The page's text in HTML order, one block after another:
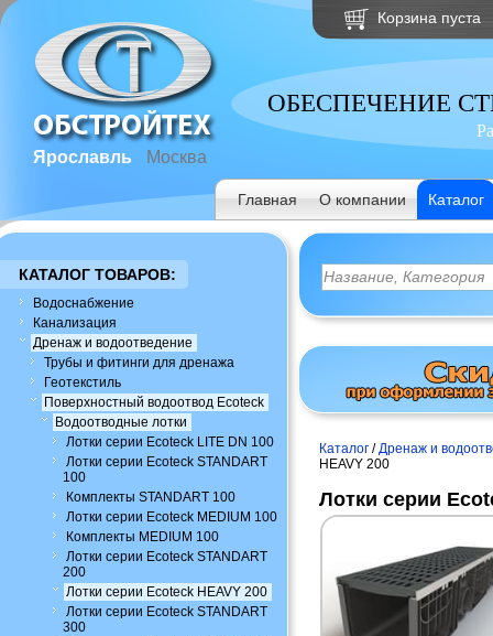
Ярославль Москва
Корзина пуста
ОБЕСПЕЧЕНИЕ
Главная О компании Каталог
КАТАЛОГ ТОВАРОВ:
Водоснабжение
Канализация
Дренаж и водоотведение
Трубы и фитинги для дренажа
Геотекстиль
Поверхностный водоотвод Ecoteck
Водоотводные лотки
Лотки серии Ecoteck LITE DN 100
Лотки серии Ecoteck STANDART
100
Комплекты STANDART 100
Лотки серии Ecoteck MEDIUM 100
Комплекты MEDIUM 100
Лотки серии Ecoteck STANDART
200
Лотки серии Ecoteck HEAVY 200
Лотки серии Ecoteck STANDART
300
Каталог /Дренаж и
HEAVY 200
Лотки серии